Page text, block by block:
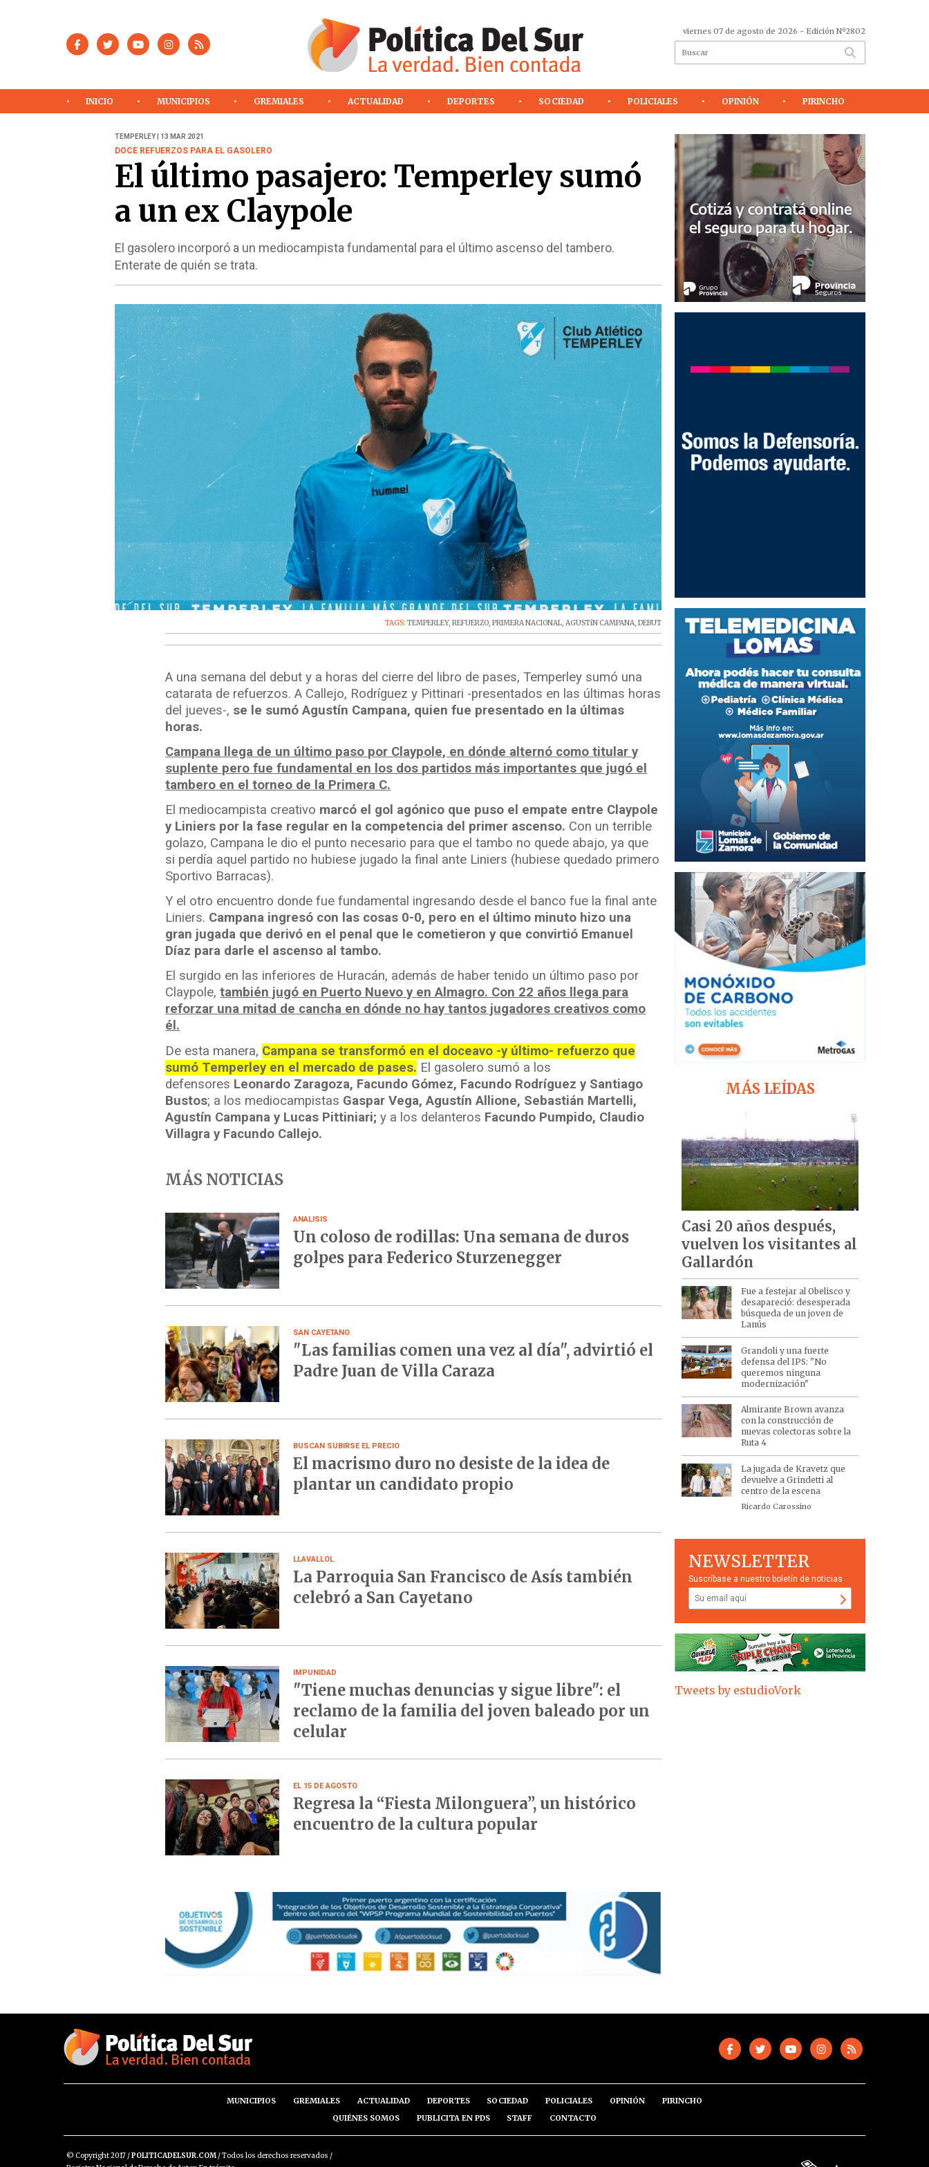
viernes 07 de agosto de 2026 - Edición Nº2802
INICIO MUNICIPIOS GREMIALES ACTUALIDAD DEPORTES SOCIEDAD POLICIALES OPINIÓN PIRINCHO
TEMPERLEY | 13 MAR 2021
DOCE REFUERZOS PARA EL GASOLERO
El último pasajero: Temperley sumó
a un ex Claypole
El gasolero incorporó a un mediocampista fundamental para el último ascenso del tambero.
Enterate de quién se trata.
TAGS:TEMPERLEY,REFUERZO,PRIMERA NACIONAL,AGUSTíN CAMPANA,DEBUT
A una semana del debut y a horas del cierre del libro de pases, Temperley sumó una
catarata de refuerzos. A Callejo, Rodríguez y Pittinari -presentados en las últimas horas
del jueves-, se le sumó Agustín Campana, quien fue presentado en la últimas
horas.
Campana llega de un último paso por Claypole, en dónde alternó como titular y
suplente pero fue fundamental en los dos partidos más importantes que jugó el
tambero en el torneo de la Primera C.
El mediocampista creativo marcó el gol agónico que puso el empate entre Claypole
y Liniers por la fase regular en la competencia del primer ascenso. Con un terrible
golazo, Campana le dio el punto necesario para que el tambo no quede abajo, ya que
si perdía aquel partido no hubiese jugado la final ante Liniers (hubiese quedado primero
Sportivo Barracas).
Y el otro encuentro donde fue fundamental ingresando desde el banco fue la final ante
Liniers. Campana ingresó con las cosas 0-0, pero en el último minuto hizo una
gran jugada que derivó en el penal que le cometieron y que convirtió Emanuel
Díaz para darle el ascenso al tambo.
El surgido en las inferiores de Huracán, además de haber tenido un último paso por
Claypole,también jugó en Puerto Nuevo y en Almagro. Con 22 años llega para
reforzar una mitad de cancha en dónde no hay tantos jugadores creativos como
él.
De esta manera, Campana se transformó en el doceavo -y último- refuerzo que
sumó Temperley en el mercado de pases. El gasolero sumó a los
defensores Leonardo Zaragoza, Facundo Gómez, Facundo Rodríguez y Santiago
Bustos; a los mediocampistas Gaspar Vega, Agustín Allione, Sebastián Martelli,
Agustín Campana y Lucas Pittiniari; y a los delanteros Facundo Pumpido, Claudio
Villagra y Facundo Callejo.
MÁS NOTICIAS
ANALISIS
Un coloso de rodillas: Una semana de duros
golpes para Federico Sturzenegger
SAN CAYETANO
"Las familias comen una vez al día", advirtió el
Padre Juan de Villa Caraza
BUSCAN SUBIRSE EL PRECIO
El macrismo duro no desiste de la idea de
plantar un candidato propio
LLAVALLOL
La Parroquia San Francisco de Asís también
celebró a San Cayetano
IMPUNIDAD
"Tiene muchas denuncias y sigue libre": el
reclamo de la familia del joven baleado por un
celular
EL 15 DE AGOSTO
Regresa la “Fiesta Milonguera”, un histórico
encuentro de la cultura popular
MÁS LEÍDAS
Casi 20 años después,
vuelven los visitantes al
Gallardón
Fue a festejar al Obelisco y
desapareció: desesperada
búsqueda de un joven de
Lanús
Grandoli y una fuerte
defensa del IPS: "No
queremos ninguna
modernización"
Almirante Brown avanza
con la construcción de
nuevas colectoras sobre la
Ruta 4
La jugada de Kravetz que
devuelve a Grindetti al
centro de la escena
Ricardo Carossino
NEWSLETTER
Suscríbase a nuestro boletín de noticias
Tweets by estudioVork
MUNICIPIOS GREMIALES ACTUALIDAD DEPORTES SOCIEDAD POLICIALES OPINIÓN
PIRINCHO
QUIÉNES SOMOS
PUBLICITA EN PDS STAFF CONTACTO
© Copyright 2017 /POLITICADELSUR.COM / Todos los derechos reservados /